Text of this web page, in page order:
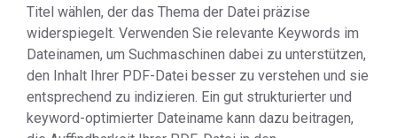
Titel wählen, der das Thema der Datei präzise
widerspiegelt. Verwenden Sie relevante Keywords im
Dateinamen, um Suchmaschinen dabei zu unterstützen,
den Inhalt Ihrer PDF-Datei besser zu verstehen und sie
entsprechend zu indizieren. Ein gut strukturierter und
keyword-optimierter Dateiname kann dazu beitragen,